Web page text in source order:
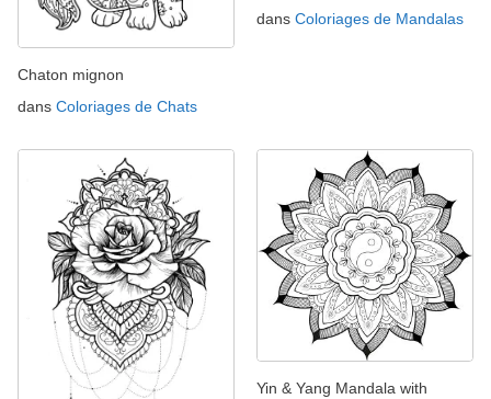
Chaton mignon
dans Coloriages de Chats
dans Coloriages de Mandalas
Yin & Yang Mandala with